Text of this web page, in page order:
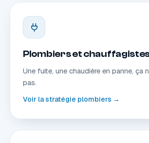
Plombiers et
Une fuite, une chaudière en panne, ça
pas.
Voir la stratégie plombiers →